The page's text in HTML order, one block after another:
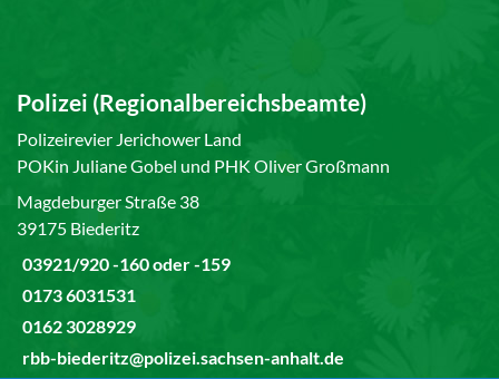
Polizei (Regionalbereichsbeamte)
Polizeirevier Jerichower Land
POKin Juliane Gobel und PHK Oliver Großmann
Magdeburger Straße 38
39175 Biederitz
03921/920 -160 oder -159
0173 6031531
0162 3028929
rbb-biederitz@polizei.sachsen-anhalt.de